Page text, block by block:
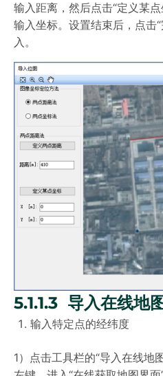
输入距离，然后点击“定义某
输入坐标。设置结束后，点击
入。
5.1.1.3 导入在线地图
输入特定点的经纬度
1）点击工具栏的“导入在线地